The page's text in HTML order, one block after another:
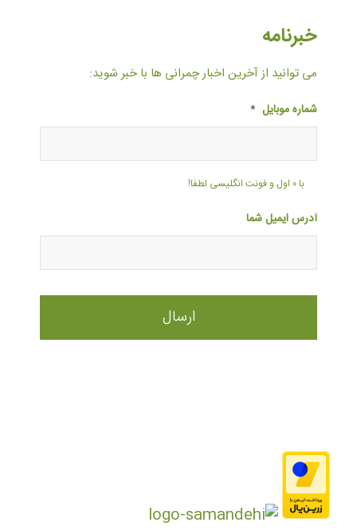
خبرنامه
می توانید از آخرین اخبار چمرانی ها با خبر شوید:
شماره موبایل *
با ۰ اول و فونت انگلیسی لطفا!
آدرس ایمیل شما